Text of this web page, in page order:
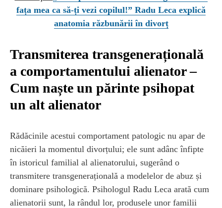
fața mea ca să-ți vezi copilul!” Radu Leca explică
anatomia răzbunării în divorț
Transmiterea transgenerațională
a comportamentului alienator –
Cum naște un părinte psihopat
un alt alienator
Rădăcinile acestui comportament patologic nu apar de
nicăieri la momentul divorțului; ele sunt adânc înfipte
în istoricul familial al alienatorului, sugerând o
transmitere transgenerațională a modelelor de abuz și
dominare psihologică. Psihologul Radu Leca arată cum
alienatorii sunt, la rândul lor, produsele unor familii